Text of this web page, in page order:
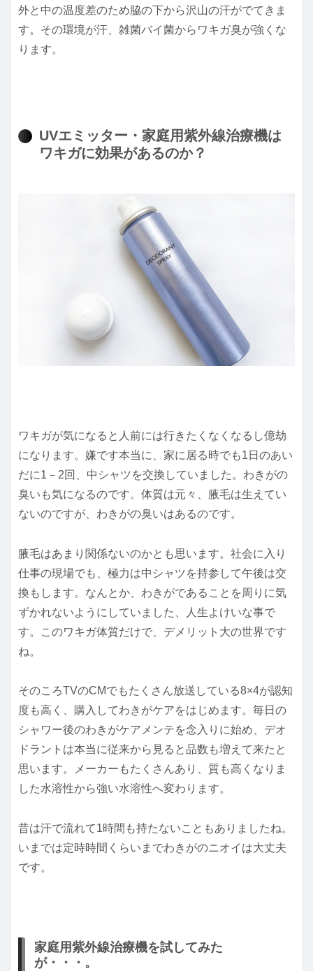
外と中の温度差のため脇の下から沢山の汗がでてきま
す。その環境が汗、雑菌バイ菌からワキガ臭が強くな
ります。
UVエミッター・家庭用紫外線治療機は
ワキガに効果があるのか？
ワキガが気になると人前には行きたくなくなるし億劫
になります。嫌です本当に、家に居る時でも1日のあい
だに1－2回、中シャツを交換していました。わきがの
臭いも気になるのです。体質は元々、腋毛は生えてい
ないのですが、わきがの臭いはあるのです。
腋毛はあまり関係ないのかとも思います。社会に入り
仕事の現場でも、極力は中シャツを持参して午後は交
換もします。なんとか、わきがであることを周りに気
ずかれないようにしていました、人生よけいな事で
す。このワキガ体質だけで、デメリット大の世界です
ね。
そのころTVのCMでもたくさん放送している8×4が認知
度も高く、購入してわきがケアをはじめます。毎日の
シャワー後のわきがケアメンテを念入りに始め、デオ
ドラントは本当に従来から見ると品数も増えて来たと
思います。メーカーもたくさんあり、質も高くなりま
した水溶性から強い水溶性へ変わります。
昔は汗で流れて1時間も持たないこともありましたね。
いまでは定時時間くらいまでわきがのニオイは大丈夫
です。
家庭用紫外線治療機を試してみた
が・・・。